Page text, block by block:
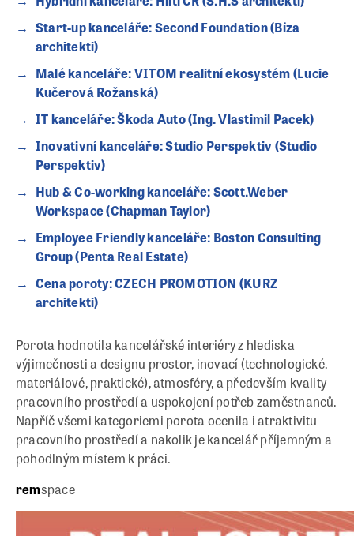
Start-up kanceláře: Second Foundation (Bíza
architekti)
Malé kanceláře: VITOM realitní ekosystém (Lucie
Kučerová Rožanská)
IT kanceláře: Škoda Auto (Ing. Vlastimil Pacek)
Inovativní kanceláře: Studio Perspektiv (Studio
Perspektiv)
Hub & Co-working kanceláře: Scott.Weber
Workspace (Chapman Taylor)
Employee Friendly kanceláře: Boston Consulting
Group (Penta Real Estate)
Cena poroty: CZECH PROMOTION (KURZ
architekti)
Porota hodnotila kancelářské interiéry z hlediska
výjimečnosti a designu prostor, inovací (technologické,
materiálové, praktické), atmosféry, a především kvality
pracovního prostředí a uspokojení potřeb zaměstnanců.
Napříč všemi kategoriemi porota ocenila i atraktivitu
pracovního prostředí a nakolik je kancelář příjemným a
pohodlným místem k práci.
remspace